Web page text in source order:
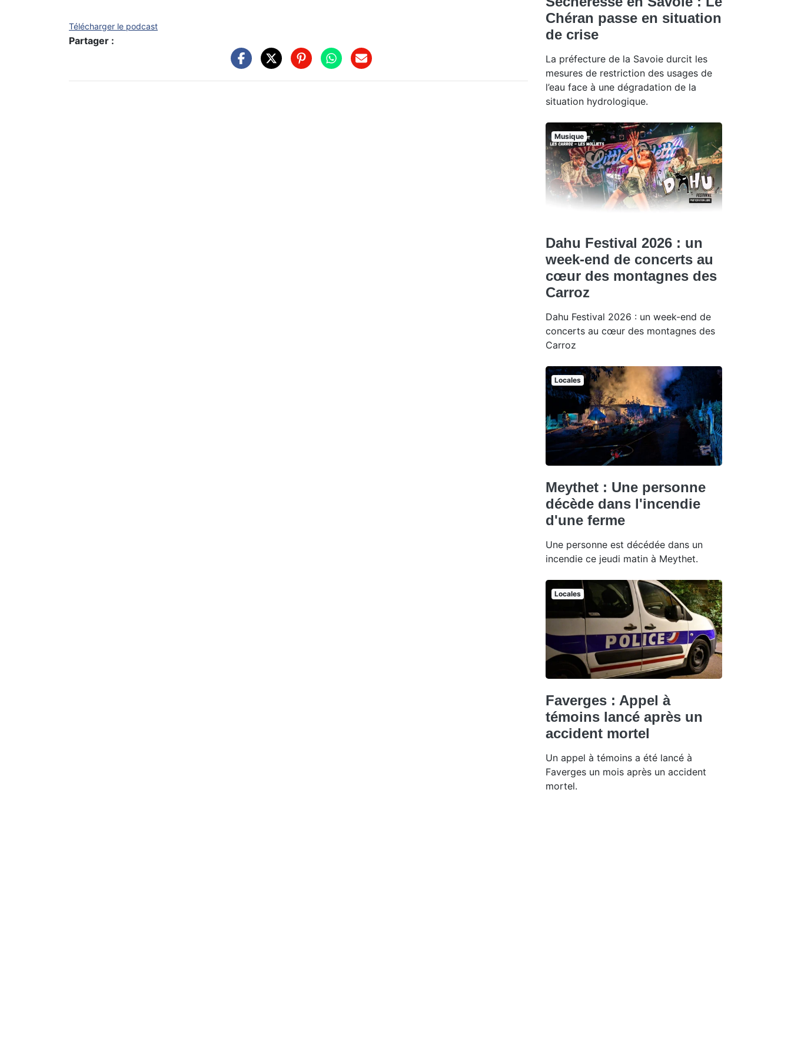
Télécharger le podcast
Partager :
Chéran passe en situation
de crise
La préfecture de la Savoie durcit les
mesures de restriction des usages de
l’eau face à une dégradation de la
situation hydrologique.
Musique
Dahu Festival 2026 : un
week-end de concerts au
cœur des montagnes des
Carroz
Dahu Festival 2026 : un week-end de
concerts au cœur des montagnes des
Carroz
Locales
Meythet : Une personne
décède dans l'incendie
d'une ferme
Une personne est décédée dans un
incendie ce jeudi matin à Meythet.
Locales
Faverges : Appel à
témoins lancé après un
accident mortel
Un appel à témoins a été lancé à
Faverges un mois après un accident
mortel.